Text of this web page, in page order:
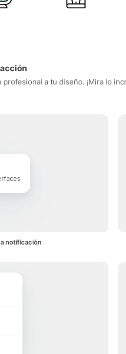
a tu diseño. ¡Mira lo
notificación